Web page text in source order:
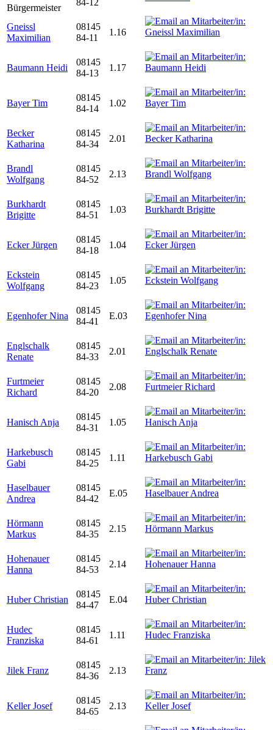
Bürgermeister
84-12
Gneissl
Maximilian
08145
84-11
1.16
Baumann Heidi
08145
84-13
1.17
Bayer Tim
08145
84-14
1.02
Becker
Katharina
08145
84-34
2.01
Brandl
Wolfgang
08145
84-52
2.13
Burkhardt
Brigitte
08145
84-51
1.03
Ecker Jürgen
08145
84-18
1.04
Eckstein
Wolfgang
08145
84-23
1.05
Egenhofer Nina
08145
84-41
E.03
Englschalk
Renate
08145
84-33
2.01
Furtmeier
Richard
08145
84-20
2.08
Hanisch Anja
08145
84-31
1.05
Harkebusch
Gabi
08145
84-25
1.11
Haselbauer
Andrea
08145
84-42
E.05
Hörmann
Markus
08145
84-35
2.15
Hohenauer
Hanna
08145
84-53
2.14
Huber Christian
08145
84-47
E.04
Hudec
Franziska
08145
84-61
1.11
Jilek Franz
08145
84-36
2.13
Keller Josef
08145
84-65
2.13